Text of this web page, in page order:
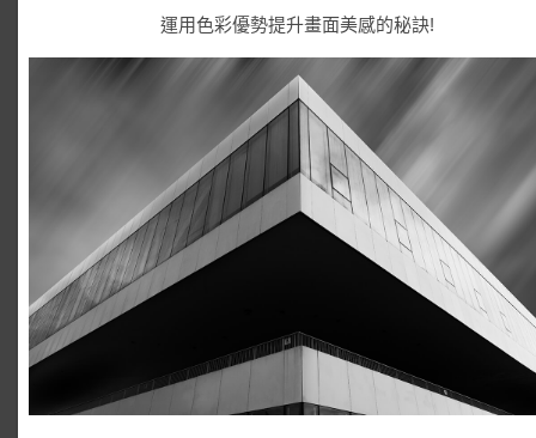
運用色彩優勢提升畫面美感的秘訣!